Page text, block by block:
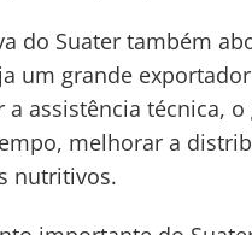
do Suater também
um grande
a assistência técnica,
melhorar a
nutritivos.